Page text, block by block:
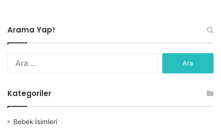
Arama Yap!
Kategoriler
Bebek İsimleri